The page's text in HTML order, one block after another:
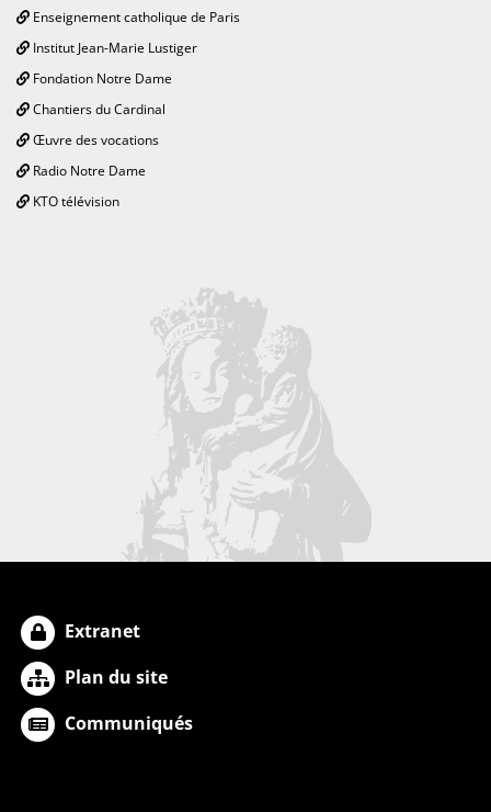
Enseignement catholique de Paris
Institut Jean-Marie Lustiger
Fondation Notre Dame
Chantiers du Cardinal
Œuvre des vocations
Radio Notre Dame
KTO télévision
Extranet
Plan du site
Communiqués